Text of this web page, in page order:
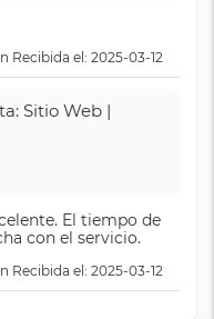
Recibida el: 2025-03-12
Sitio Web |
El tiempo de
con el servicio.
Recibida el: 2025-03-12